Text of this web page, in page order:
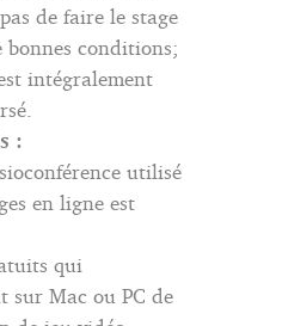
de faire le stage
bonnes conditions;
intégralement
:
utilisé
en ligne est
qui
sur Mac ou PC de